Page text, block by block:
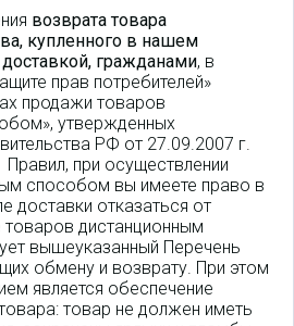
возврата товара
купленного в нашем
гражданами, в
прав потребителей»
продажи товаров
утвержденных
РФ от 27.09.2007 г.
при осуществлении
способом вы имеете право в
доставки отказаться от
дистанционным
вышеуказанный Перечень
обмену и возврату. При этом
является обеспечение
товар не должен иметь